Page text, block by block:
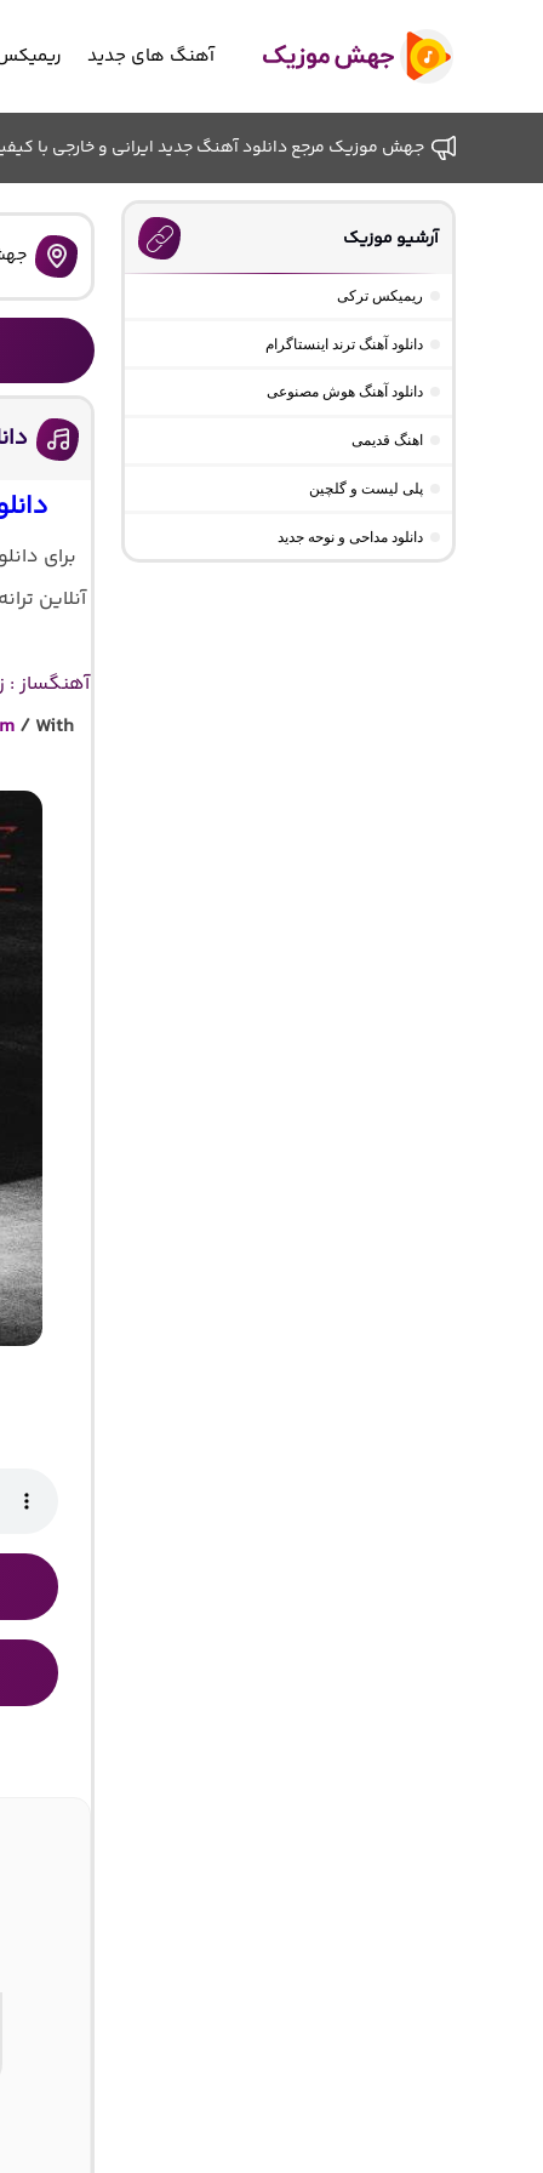
آهنگ های جدید
جهش موزیک مرجع دانلود آهنگ جدید ایرانی و خارجی با
برای
آنلاین
آهنگساز :
/ With
آرشیو موزیک
ریمیکس ترکی
دانلود آهنگ ترند اینستاگرام
دانلود آهنگ هوش مصنوعی
اهنگ قدیمی
پلی لیست و گلچین
دانلود مداحی و نوحه جدید